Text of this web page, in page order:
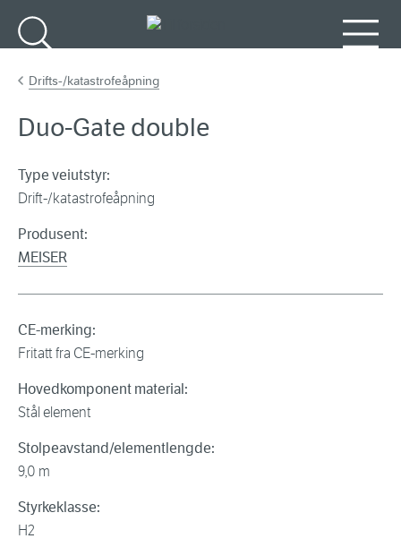
Drifts-/katastrofeåpning
Duo-Gate double
Type veiutstyr:
Drift-/katastrofeåpning
Produsent:
MEISER
CE-merking:
Fritatt fra CE-merking
Hovedkomponent material:
Stål element
Stolpeavstand/elementlengde:
9,0 m
Styrkeklasse:
H2